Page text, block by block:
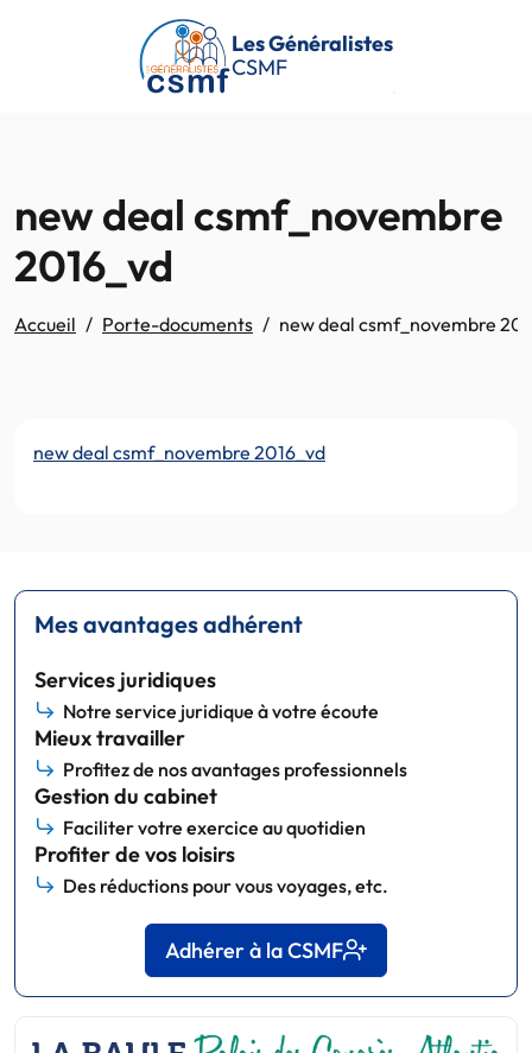
Passer au contenu principal
Les Généralistes
CSMF
new deal csmf_novembre
2016_vd
Accueil Porte-documents new deal csmf_novembre
new deal csmf_novembre 2016_vd
Mes avantages adhérent
Services juridiques
Notre service juridique à votre écoute
Mieux travailler
Profitez de nos avantages professionnels
Gestion du cabinet
Faciliter votre exercice au quotidien
Profiter de vos loisirs
Des réductions pour vous voyages, etc.
Adhérer à la CSMF